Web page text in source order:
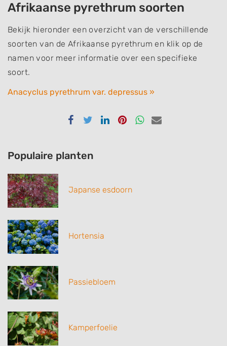
Afrikaanse pyrethrum soorten
Bekijk hieronder een overzicht van de verschillende
soorten van de Afrikaanse pyrethrum en klik op de
namen voor meer informatie over een specifieke
soort.
Anacyclus pyrethrum var. depressus »
DelenDelenDelenDelenDelenDelen
Populaire planten
Japanse esdoorn
Hortensia
Passiebloem
Kamperfoelie